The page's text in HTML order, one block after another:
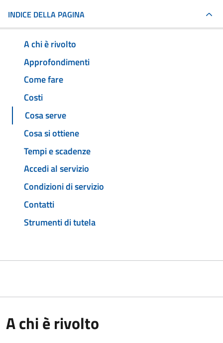
INDICE DELLA PAGINA
A chi è rivolto
Approfondimenti
Come fare
Costi
Cosa serve
Cosa si ottiene
Tempi e scadenze
Accedi al servizio
Condizioni di servizio
Contatti
Strumenti di tutela
A chi è rivolto